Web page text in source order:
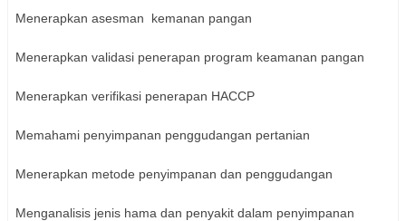
Menerapkan asesman kemanan pangan
Menerapkan validasi penerapan program keamanan pangan
Menerapkan verifikasi penerapan HACCP
Memahami penyimpanan penggudangan pertanian
Menerapkan metode penyimpanan dan penggudangan
Menganalisis jenis hama dan penyakit dalam penyimpanan